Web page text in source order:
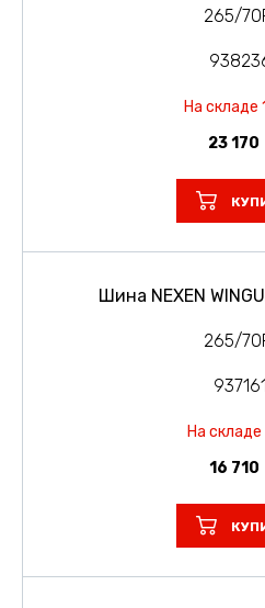
265/
На складе
23 170
Шина NEXEN
265/
На
16 710